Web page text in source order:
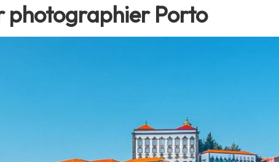
photographier Porto